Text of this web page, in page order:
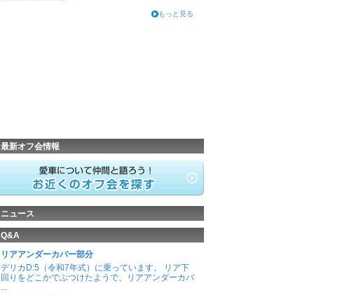
もっと見る
最新オフ会情報
ニュース
Q&A
リアアンダーカバー部分
デリカD:5（令和7年式）に乗っています。 リア下
回りをどこかでぶつけたようで、リアアンダーカバ
...